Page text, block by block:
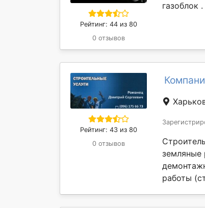
Рейтинг: 44 из 80
0 отзывов
газоблок
Рейтинг: 43 из 80
0 отзывов
земляные
работы